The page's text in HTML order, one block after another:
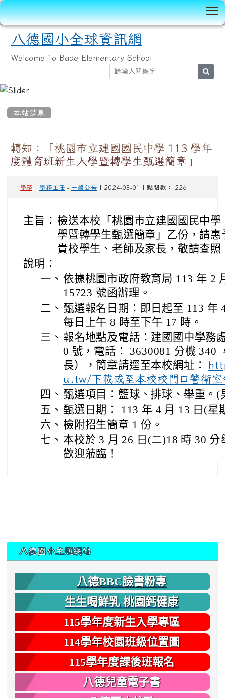
八德國小全球資訊網
Welcome To Bade Elementary School
本站消息
轉知：「桃園市立建國國民中學 113 學年
度體育班新生入學暨轉學生甄選簡章」
學務 學務主任 - 一般公告 | 2024-03-01 | 點閱數： 226
主旨： 檢送本校「桃園市立建國國民中
學暨轉學生甄選簡章」乙份，請
貴校學生、老師及家長，敬請查照
說明：
一、 依據桃園市政府教育局 113 年 2
15723 號函辦理。
二、 甄選報名日期：即日起至 113 年
每日上午 8 時至下午 17 時。
三、 報名地點及電話：建國國中學務
0 號，電話： 3630081 分機 340
長），簡章請逕至本校網址：
u.tw/下載或至本校校門口警衛室
四、 甄選項目：籃球、排球、舉重。(
五、 甄選日期： 113 年 4 月 13 日(星
六、 檢附招生簡章 1 份。
七、 本校於 3 月 26 日(二)18 時 30
歡迎蒞臨！
八德國小主題網站
八德BBC臉書粉專
生生喝鮮乳 桃園鈣健康
115學年度新生入學專區
114學年校園班級位置圖
115學年度課後班報名
八德兒童電子書